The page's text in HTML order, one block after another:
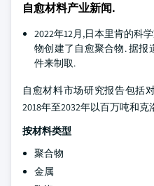
自愈材料产业新闻.
2022年12月,日本里肯的科
物创建了自愈聚合物. 据报
件来制取.
自愈材料市场研究报告包括
2018年至2032年以百万吨和
按材料类型
聚合物
金属